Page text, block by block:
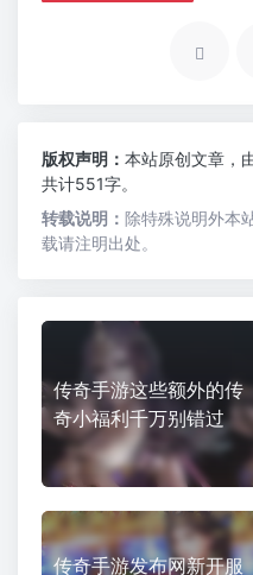
版权声明： 本站原创文章，
共计551字。
转载说明： 除特殊说明外本
载请注明出处。
传奇手游这些额外的传
奇小福利千万别错过
传奇手游发布网新开服